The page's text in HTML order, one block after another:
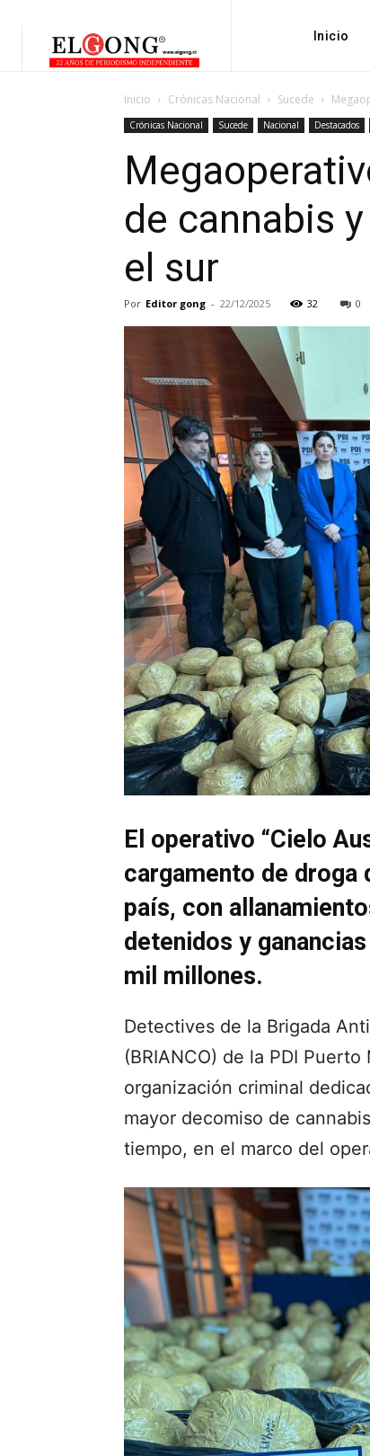
Inicio
Inicio Crónicas Nacional Sucede
Crónicas Nacional Sucede Nacional Destacados
de cannabis
el sur
Por Editor gong - 22/12/2025 32 0
El operativo “Cielo
cargamento de droga
país, con
detenidos y
mil millones.
Detectives de la Brigada
(BRIANCO) de la PDI
organización criminal
mayor decomiso de
tiempo, en el marco del